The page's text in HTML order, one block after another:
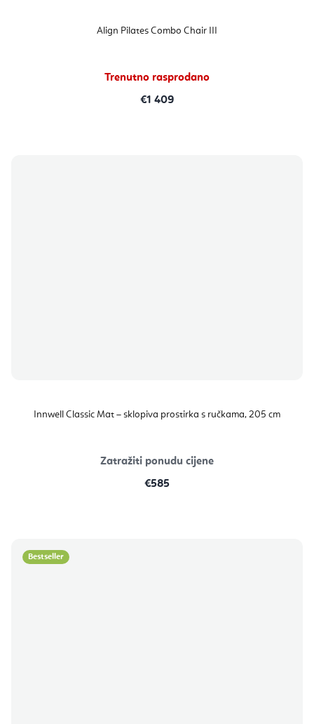
Align Pilates Combo Chair III
Trenutno rasprodano
€1 409
Innwell Classic Mat – sklopiva prostirka s ručkama, 205 cm
Zatražiti ponudu cijene
€585
Bestseller